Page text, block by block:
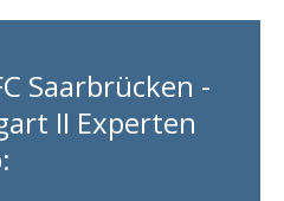
Saarbrücken -
II Experten